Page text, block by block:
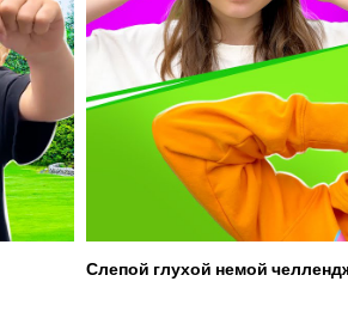
Слепой глухой немой